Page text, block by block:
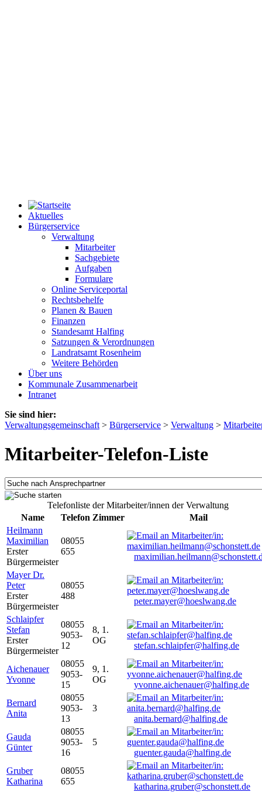
Aktuelles
Bürgerservice
Verwaltung
Mitarbeiter
Sachgebiete
Aufgaben
Formulare
Online Serviceportal
Rechtsbehelfe
Planen & Bauen
Finanzen
Standesamt Halfing
Satzungen & Verordnungen
Landratsamt Rosenheim
Weitere Behörden
Über uns
Kommunale Zusammenarbeit
Intranet
Sie sind hier:
Verwaltungsgemeinschaft > Bürgerservice > Verwaltung >
Mitarbeiter-Telefon-Liste
Telefonliste der Mitarbeiter/innen der Verwaltung
Name
Telefon Zimmer
Mail
Heilmann
Maximilian
Erster
Bürgermeister
08055
655
Mayer Dr.
Peter
Erster
Bürgermeister
08055
488
peter.mayer@hoeslwang.de
Schlaipfer
Stefan
Erster
Bürgermeister
08055
9053-
12
8, 1.
OG
stefan.schlaipfer@halfing.de
Aichenauer
Yvonne
08055
9053-
15
9, 1.
OG
yvonne.aichenauer@halfing.de
Bernard
Anita
08055
9053-
13
3
anita.bernard@halfing.de
Gauda
Günter
08055
9053-
16
5
guenter.gauda@halfing.de
Gruber
Katharina
08055
655
katharina.gruber@schonstett.de